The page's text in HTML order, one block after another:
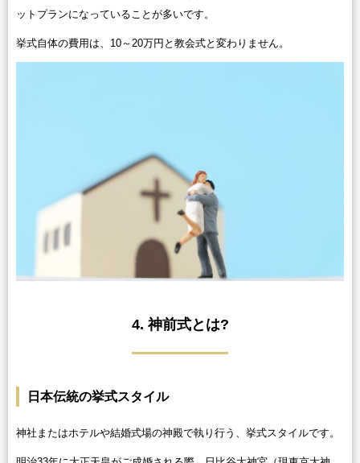
ットプランになっていることが多いです。
挙式自体の費用は、10～20万円と教会式と変わりません。
4. 神前式とは?
日本伝統の挙式スタイル
神社またはホテルや結婚式場の神殿で執り行う、挙式スタイルです。